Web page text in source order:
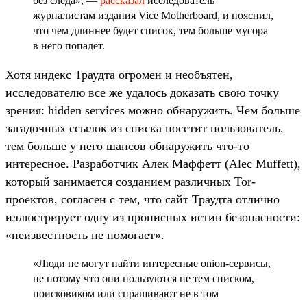
журналистам издания Vice Motherboard, и пояснил,
что чем длиннее будет список, тем больше мусора
в него попадет.
Хотя индекс Траудта огромен и необъятен,
исследователю все же удалось доказать свою точку
зрения: hidden services можно обнаружить. Чем больше
загадочных ссылок из списка посетит пользователь,
тем больше у него шансов обнаружить что-то
интересное. Разработчик Алек Маффетт (Alec Muffett),
который занимается созданием различных Tor-
проектов, согласен с тем, что сайт Траудта отлично
иллюстрирует одну из прописных истин безопасности:
«неизвестность не помогает».
«Люди не могут найти интересные onion-сервисы,
не потому что они пользуются не тем списком,
поисковиком или спрашивают не в том